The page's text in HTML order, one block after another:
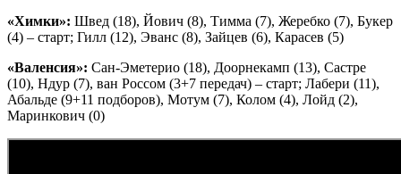
«Химки»: Швед (18), Йович (8), Тимма (7), Жеребко (7), Букер
(4) – старт; Гилл (12), Эванс (8), Зайцев (6), Карасев (5)
«Валенсия»: Сан-Эметерио (18), Доорнекамп (13), Састре
(10), Ндур (7), ван Россом (3+7 передач) – старт; Лабери (11),
Абальде (9+11 подборов), Мотум (7), Колом (4), Лойд (2),
Маринкович (0)